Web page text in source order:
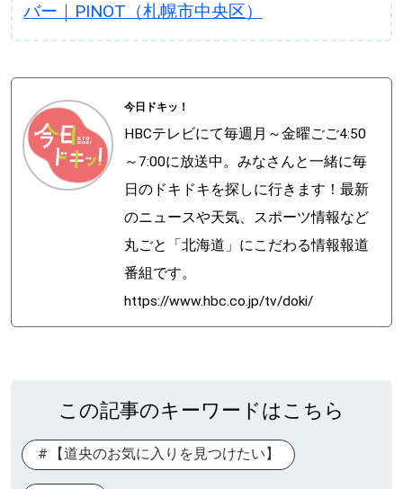
バー｜PINOT（札幌市中央区）
今日ドキッ！
HBCテレビにて毎週月～金曜ごご4:50
～7:00に放送中。みなさんと一緒に毎
日のドキドキを探しに行きます！最新
のニュースや天気、スポーツ情報など
丸ごと「北海道」にこだわる情報報道
番組です。
https://www.hbc.co.jp/tv/doki/
この記事のキーワードはこちら
【道央のお気に入りを見つけたい】